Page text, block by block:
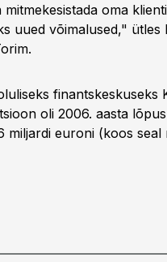
oma
uued võimalused," ütles
finantskeskuseks
oli 2006. aasta
miljardi euroni (koos seal